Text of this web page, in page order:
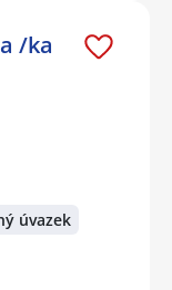
/ka
úvazek